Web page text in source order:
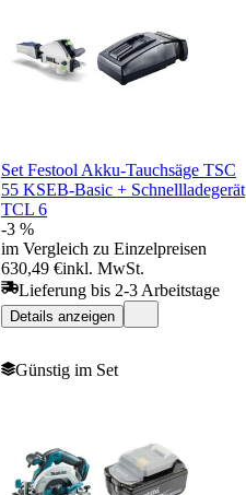
Set Festool Akku-Tauchsäge TSC
55 KSEB-Basic + Schnellladegerät
TCL 6
-3 %
im Vergleich zu Einzelpreisen
630,49 €inkl. MwSt.
Lieferung bis 2-3 Arbeitstage
Details anzeigen
Günstig im Set